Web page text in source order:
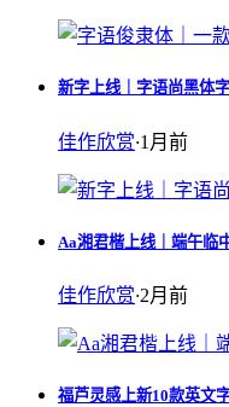
新字上线｜字语尚黑体
佳作欣赏·1月前
Aa湘君楷上线｜端午临
佳作欣赏·2月前
福芦灵感上新10款英文